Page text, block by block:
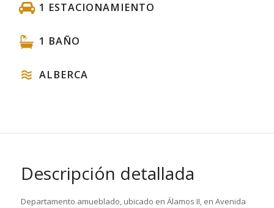
1 ESTACIONAMIENTO
1 BAÑO
ALBERCA
Descripción detallada
Departamento amueblado, ubicado en Álamos II, en Avenida